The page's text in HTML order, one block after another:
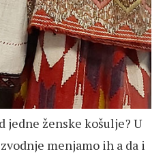
jedne ženske košulje? U
menjamo ih a da i